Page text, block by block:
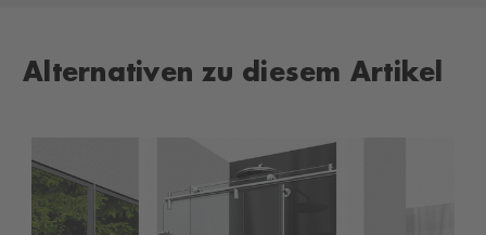
Alternativen zu diesem Artikel